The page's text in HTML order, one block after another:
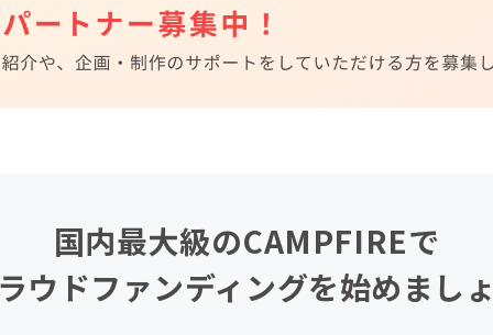
国内最大級のCAMPFIREで
ウドファンディングを始めまし